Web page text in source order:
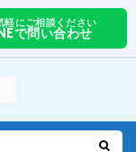
軽にご相談ください
で問い合わせ